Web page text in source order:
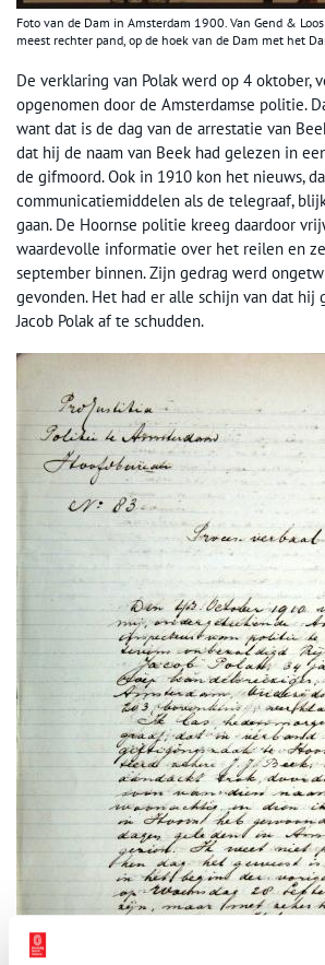
Foto van de Dam in Amsterdam 1900. Van Gend &
meest rechter pand, op de hoek van de Dam met het
De verklaring van Polak werd op 4 oktober,
opgenomen door de Amsterdamse politie.
want dat is de dag van de arrestatie van
dat hij de naam van Beek had gelezen in
de gifmoord. Ook in 1910 kon het nieuws,
communicatiemiddelen als de telegraaf,
gaan. De Hoornse politie kreeg daardoor
waardevolle informatie over het reilen en
september binnen. Zijn gedrag werd
gevonden. Het had er alle schijn van dat hij
Jacob Polak af te schudden.